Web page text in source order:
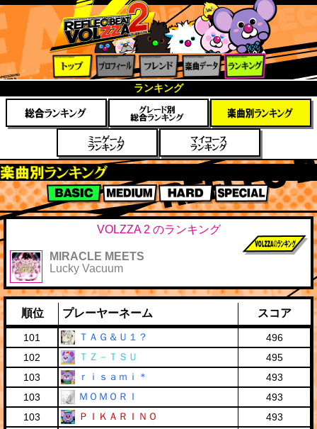
ィール
フレン
ド
楽曲デ
ータ
ング
ランキング
楽曲別スコアランキング
BASIC MEDIUM HARD SPECIAL
VOLZZA 2 のランキング
MIRACLE MEETS
Lucky Vacuum
順位 プレーヤーネーム スコア
101 ＴＡＧ＆Ｕ１？
496
102
ＴＺ－ＴＳＵ
495
103
ｒｉｓａｍｉ＊
493
103
ＭＯＭＯＲＩ
493
103
ＰＩＫＡＲＩＮＯ
493